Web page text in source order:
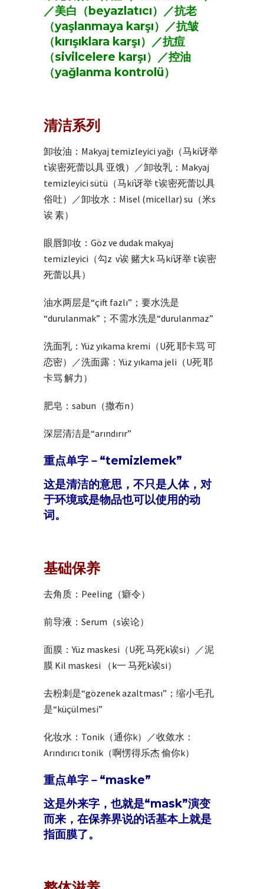
／美白（beyazlatıcı）／抗老
（yaşlanmaya karşı）／抗皱
（kırışıklara karşı）／抗痘
（sivilcelere karşı）／控油
（yağlanma kontrolü）
清洁系列
卸妆油：Makyaj temizleyici yağı（马ki讶举
t诶密死蕾以具 亚饿）／卸妆乳：Makyaj
temizleyici sütü（马ki讶举 t诶密死蕾以具
俗吐）／卸妆水：Misel (micellar) su（米s
诶 素）
眼唇卸妆：Göz ve dudak makyaj
temizleyici（勾z v诶 赌大k 马ki讶举 t诶密
死蕾以具）
油水两层是“çift fazlı”；要水洗是
“durulanmak”；不需水洗是“durulanmaz”
洗面乳：Yüz yıkama kremi（U死 耶卡骂 可
恋密）／洗面露：Yüz yıkama jeli（U死 耶
卡骂 解力）
肥皂：sabun（撒布n）
深层清洁是“arındırır”
重点单字－“temizlemek”
这是清洁的意思，不只是人体，对
于环境或是物品也可以使用的动
词。
基础保养
去角质：Peeling（癖令）
前导液：Serum（s诶论）
面膜：Yüz maskesi（U死 马死k诶si）／泥
膜 Kil maskesi （k一 马死k诶si）
去粉刺是“gözenek azaltması”；缩小毛孔
是“küçülmesi”
化妆水：Tonik（通你k）／收敛水：
Arındırıcı tonik（啊愣得乐杰 偷你k）
重点单字－“maske”
这是外来字，也就是“mask”演变
而来，在保养界说的话基本上就是
指面膜了。